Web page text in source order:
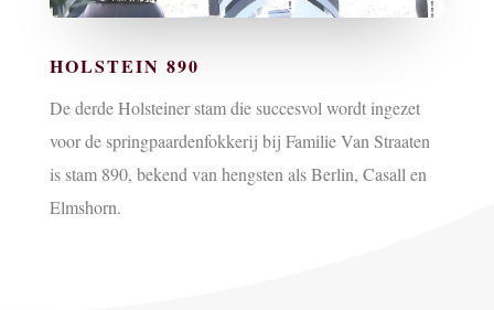
HOLSTEIN 890
De derde Holsteiner stam die succesvol wordt ingezet
voor de springpaardenfokkerij bij Familie Van Straaten
is stam 890, bekend van hengsten als Berlin, Casall en
Elmshorn.